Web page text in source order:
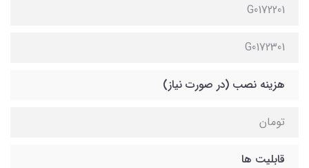
G0172201
G0172301
هزینه نصب (در صورت نیاز)
تومان
قابلیت ها